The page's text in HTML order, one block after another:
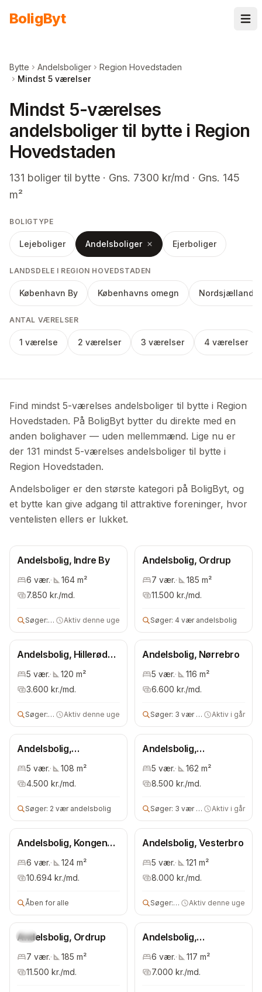
BoligByt
Bytte Andelsboliger
Region Hovedstaden
Mindst 5 værelser
Mindst 5-værelses
andelsboliger til bytte i Region
Hovedstaden
131 boliger til bytte · Gns. 7300 kr/md · Gns. 145
m²
BOLIGTYPE
Lejeboliger Andelsboliger Ejerboliger
LANDSDELE I REGION HOVEDSTADEN
København By Københavns omegn Nordsjælland
ANTAL VÆRELSER
1 værelse 2 værelser 3 værelser 4 værelser
Find mindst 5-værelses andelsboliger til bytte i Region
Hovedstaden. På BoligByt bytter du direkte med en
anden bolighaver — uden mellemmænd. Lige nu er
der 131 mindst 5-værelses andelsboliger til bytte i
Region Hovedstaden.
Andelsboliger er den største kategori på BoligByt, og
et bytte kan give adgang til attraktive foreninger, hvor
ventelisten ellers er lukket.
Andelsbolig, Indre By
6 vær.· 164 m²
7.850 kr./md.
Søger:5 vær andels- eller ejerbolig
Aktiv denne uge
Andelsbolig, Ordrup
7 vær.· 185 m²
11.500 kr./md.
Søger: 4 vær andelsbolig
Andelsbolig, Hillerød
Kommune
5 vær.· 120 m²
3.600 kr./md.
Søger:3 vær andelsbolig
Aktiv denne uge
Andelsbolig, Nørrebro
5 vær.· 116 m²
6.600 kr./md.
Søger: 3 vær andels- eller lejebolig Aktiv i går
Andelsbolig,
Københavns omegn
5 vær.· 108 m²
4.500 kr./md.
Søger: 2 vær andelsbolig
Andelsbolig,
Frederiksberg
5 vær.· 162 m²
8.500 kr./md.
Søger: 3 vær andels- eller lejebolig Aktiv i går
Andelsbolig, Kongens
Lyngby
6 vær.· 124 m²
10.694 kr./md.
Åben for alle
Andelsbolig, Vesterbro
5 vær.· 121 m²
8.000 kr./md.
Søger:4 vær andelsbolig
Aktiv denne uge
Ny
Andelsbolig, Ordrup
7 vær.· 185 m²
11.500 kr./md.
Andelsbolig,
Frederiksberg
6 vær.· 117 m²
7.000 kr./md.